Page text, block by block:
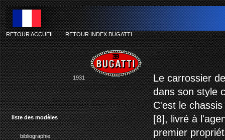
liste des modèles
bibliographie
RETOUR ACCUEIL-RETOUR INDEX BUGATTI
1931
Le carrossier
dans son style
C'est le
[8], livré à
premier